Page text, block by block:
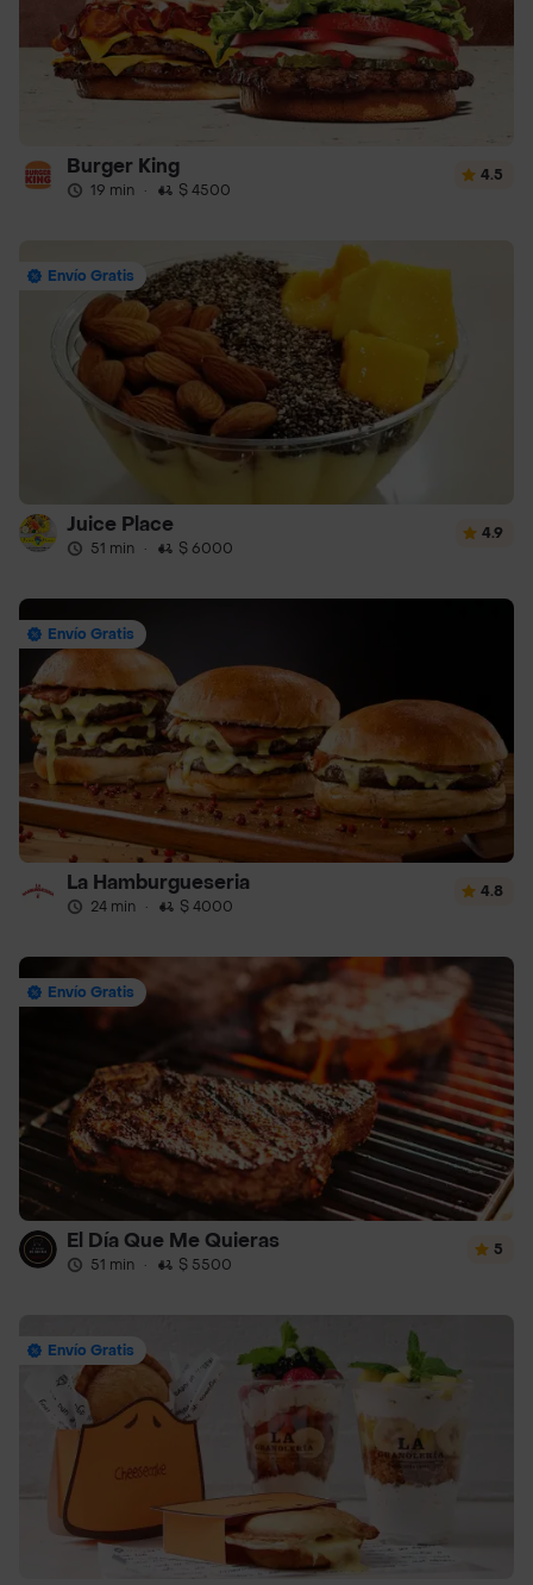
Burger King
19 min · $ 4500
4.5
Envío Gratis
Juice Place
51 min · $ 6000
4.9
Envío Gratis
La Hamburgueseria
24 min · $ 4000
4.8
Envío Gratis
El Día Que Me Quieras
51 min · $ 5500
5
Envío Gratis